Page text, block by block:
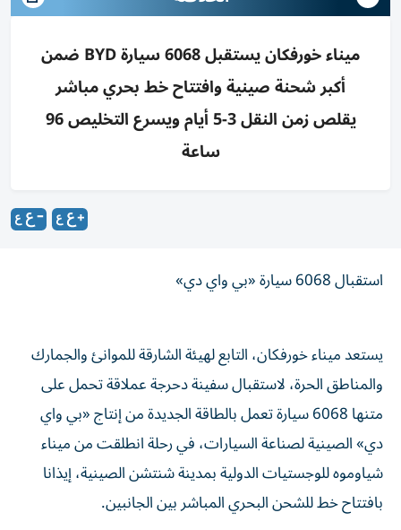
ميناء خورفكان يستقبل 6068 سيارة BYD ضمن
أكبر شحنة صينية وافتتاح خط بحري مباشر
يقلص زمن النقل 3-5 أيام ويسرع التخليص 96
ساعة
استقبال 6068 سيارة «بي واي دي»
يستعد ميناء خورفكان، التابع لهيئة الشارقة للموانئ والجمارك
والمناطق الحرة، لاستقبال سفينة دحرجة عملاقة تحمل على
متنها 6068 سيارة تعمل بالطاقة الجديدة من إنتاج «بي واي
دي» الصينية لصناعة السيارات، في رحلة انطلقت من ميناء
شياوموه للوجستيات الدولية بمدينة شنتشن الصينية، إيذانا
بافتتاح خط للشحن البحري المباشر بين الجانبين.